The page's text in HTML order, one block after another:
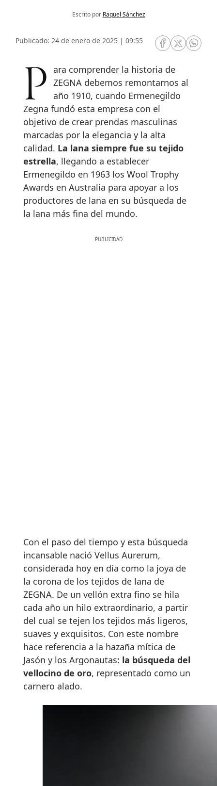
Escrito por Raquel Sánchez
Publicado: 24 de enero de 2025 | 09:55
RRSS Facebook
RRSSRRSS
Para comprender la historia de
ZEGNA debemos remontarnos al
año 1910, cuando Ermenegildo
Zegna fundó esta empresa con el
objetivo de crear prendas masculinas
marcadas por la elegancia y la alta
calidad. La lana siempre fue su tejido
estrella, llegando a establecer
Ermenegildo en 1963 los Wool Trophy
Awards en Australia para apoyar a los
productores de lana en su búsqueda de
la lana más fina del mundo.
Con el paso del tiempo y esta búsqueda
incansable nació Vellus Aurerum,
considerada hoy en día como la joya de
la corona de los tejidos de lana de
ZEGNA. De un vellón extra fino se hila
cada año un hilo extraordinario, a partir
del cual se tejen los tejidos más ligeros,
suaves y exquisitos. Con este nombre
hace referencia a la hazaña mítica de
Jasón y los Argonautas: la búsqueda del
vellocino de oro, representado como un
carnero alado.